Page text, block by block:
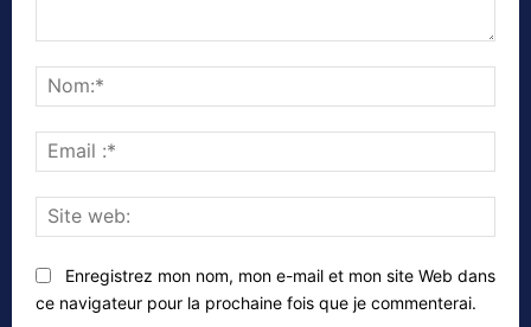
:*
web:
Enregistrez mon nom, mon e-mail et mon site Web dans
ce navigateur pour la prochaine fois que je commenterai.